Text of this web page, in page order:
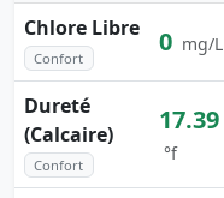
Chlore Libre
Confort
0 mg/L
Dureté
(Calcaire)
Confort
17.39
°f